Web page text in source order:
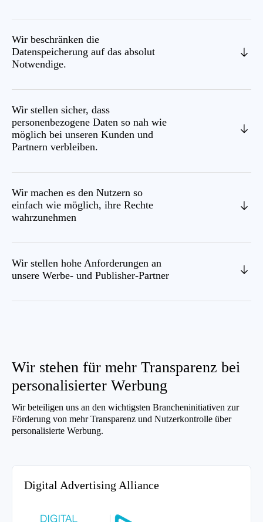
Wir beschränken die
Datenspeicherung auf das absolut
Notwendige.
Wir stellen sicher, dass
personenbezogene Daten so nah wie
möglich bei unseren Kunden und
Partnern verbleiben.
Wir machen es den Nutzern so
einfach wie möglich, ihre Rechte
wahrzunehmen
Wir stellen hohe Anforderungen an
unsere Werbe- und Publisher-Partner
Wir stehen für mehr Transparenz bei
personalisierter Werbung
Wir beteiligen uns an den wichtigsten Brancheninitiativen zur
Förderung von mehr Transparenz und Nutzerkontrolle über
personalisierte Werbung.
Digital Advertising Alliance